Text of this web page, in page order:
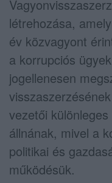
létrehozása,
év közvagyont
a korrupciós
jogellenesen
vezetői
állnának, mivel a
politikai és
működésük.